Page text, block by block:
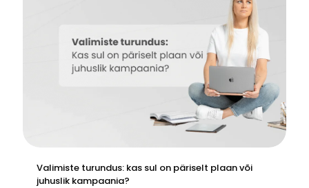
Valimiste turundus: kas sul on päriselt plaan või
juhuslik kampaania?